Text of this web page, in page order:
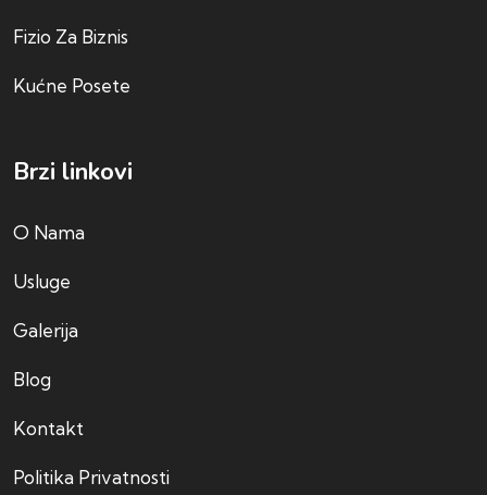
Fizio Za Biznis
Kućne Posete
Brzi linkovi
O Nama
Usluge
Galerija
Blog
Kontakt
Politika Privatnosti